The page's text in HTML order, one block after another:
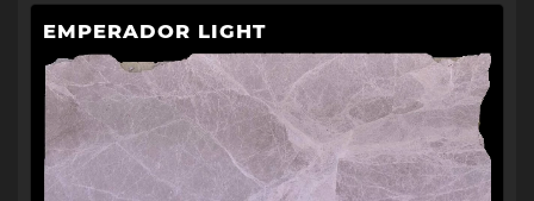
EMPERADOR LIGHT